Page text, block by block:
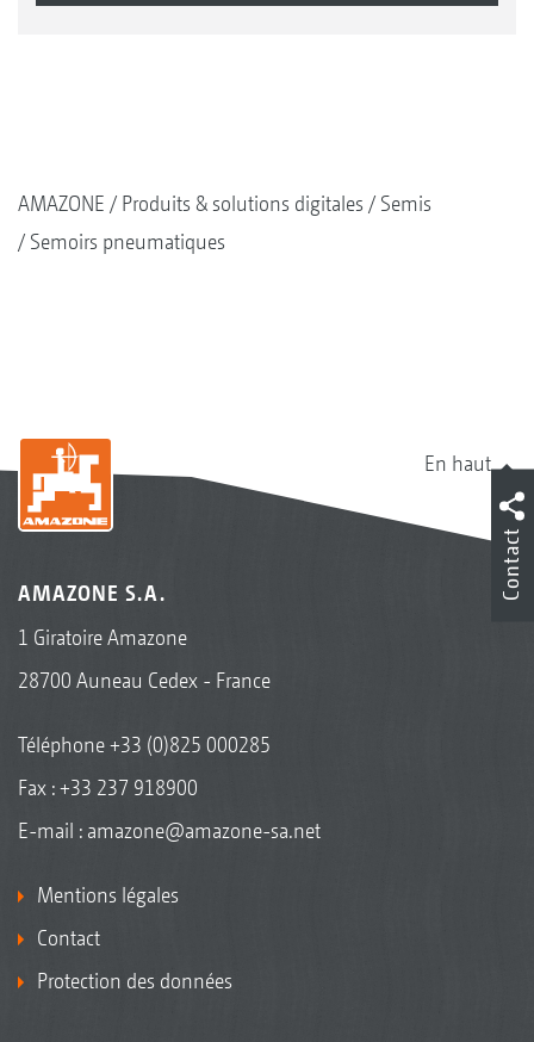
AMAZONE Produits & solutions digitales
Semis
Semoirs pneumatiques
En haut
AMAZONE S.A.
1 Giratoire Amazone
28700 Auneau Cedex - France
Téléphone+33 (0)825 000285
Fax : +33 237 918900
E-mail : amazone@amazone-sa.net
Mentions légales
Contact
Protection des données
Contact